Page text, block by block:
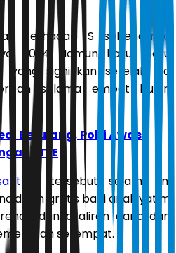
terhadap S sebenarnya
2024. Namun, kasus baru
yang signifikan setelah dia
selama empat bulan
Berulang, Polri Awasi
ETLE
tersebut selama ini
gratis bagi anak yatim
adanya aliran dana dari
setempat.